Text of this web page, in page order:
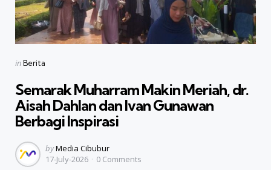
Categories
Posted
inBerita
Semarak Muharram Makin Meriah, dr.
Aisah Dahlan dan Ivan Gunawan
Berbagi Inspirasi
Posted
by
byMedia Cibubur
17-July-2026
0 Comments